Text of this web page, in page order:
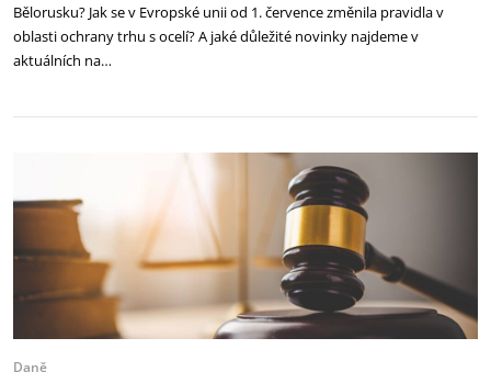
Bělorusku? Jak se v Evropské unii od 1. července změnila pravidla v
oblasti ochrany trhu s ocelí? A jaké důležité novinky najdeme v
aktuálních na…
Daně